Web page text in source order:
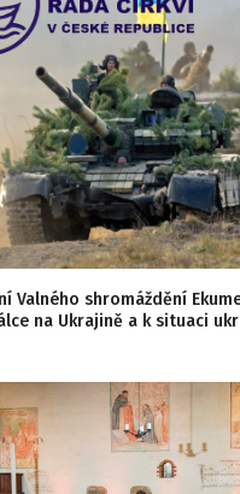
Valného shromáždění
na Ukrajině a k situaci